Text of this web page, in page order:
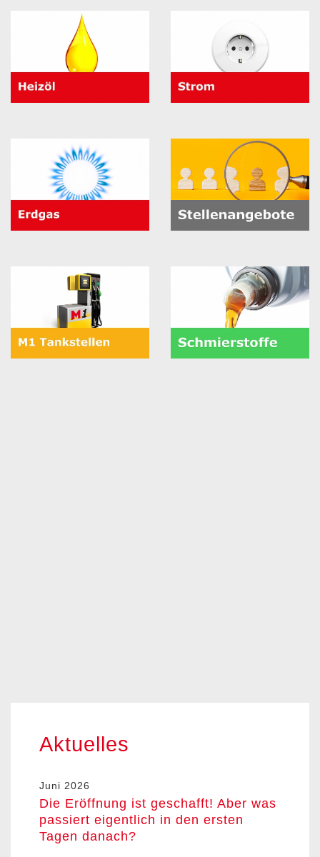
Aktuelles
Juni 2026
Die Eröffnung ist geschafft! Aber was
passiert eigentlich in den ersten
Tagen danach?